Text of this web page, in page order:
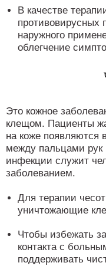
В качестве
противовирусных
наружного
облегчение
Это кожное
клещом. Пациенты
на коже появляются
между пальцами рук
инфекции служит
заболеванием.
Для терапии
уничтожающие
Чтобы избежать
контакта с
поддерживать